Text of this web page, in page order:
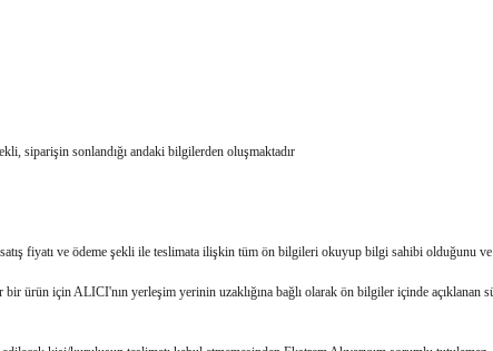
siparişin sonlandığı andaki bilgilerden oluşmaktadır
fiyatı ve ödeme şekli ile teslimata ilişkin tüm ön bilgileri okuyup bilgi sahibi olduğunu
ürün için ALICI'nın yerleşim yerinin uzaklığına bağlı olarak ön bilgiler içinde